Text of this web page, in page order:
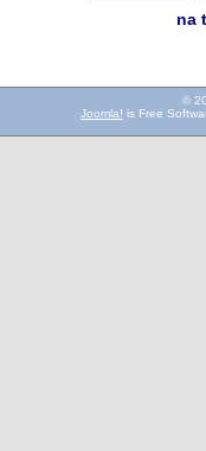
na
©
Joomla! is Free